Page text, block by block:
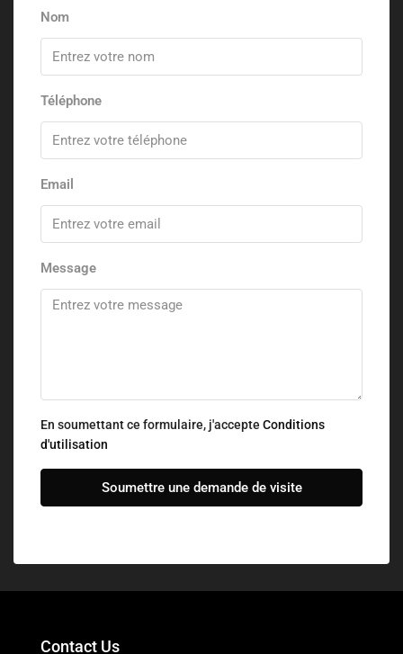
Nom
Téléphone
Email
Message
En soumettant ce formulaire, j'accepte Conditions
d'utilisation
Soumettre une demande de visite
Contact Us